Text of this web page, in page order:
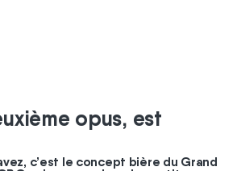
opus, est
c’est le concept bière du Grand